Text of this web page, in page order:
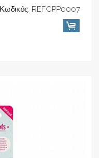
Κωδικός: REFCPP0007